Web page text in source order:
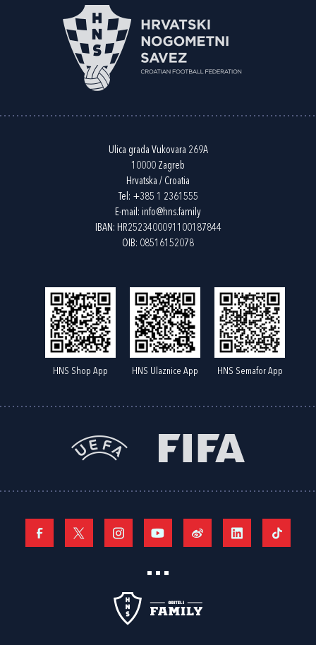
Ulica grada Vukovara 269A
10000 Zagreb
Hrvatska / Croatia
Tel: +385 1 2361555
E-mail: info@hns.family
IBAN: HR2523400091100187844
OIB: 08516152078
HNS Shop App HNS Ulaznice App HNS Semafor App